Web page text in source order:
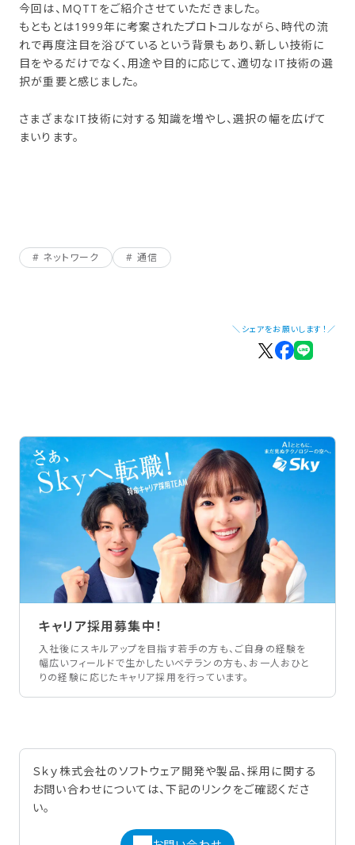
今回は、MQTTをご紹介させていただきました。
もともとは1999年に考案されたプロトコルながら、時代の流
れで再度注目を浴びているという背景もあり、新しい技術に
目をやるだけでなく、用途や目的に応じて、適切なIT技術の選
択が重要と感じました。
さまざまなIT技術に対する知識を増やし、選択の幅を広げて
まいります。
ネットワーク 通信
＼シェアをお願いします！／
キャリア採用募集中！
入社後にスキルアップを目指す若手の方も、ご自身の経験を
幅広いフィールドで生かしたいベテランの方も、お一人おひと
りの経験に応じたキャリア採用を行っています。
Ｓｋｙ株式会社のソフトウェア開発や製品、採用に関する
お問い合わせについては、下記のリンクをご確認くださ
い。